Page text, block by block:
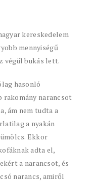
kereskedelem
mennyiségű
végül bukás lett.
hasonló
rakomány narancsot
ám nem tudta a
a nyakán
Ekkor
adta el,
a narancsot, és
narancs, amiről